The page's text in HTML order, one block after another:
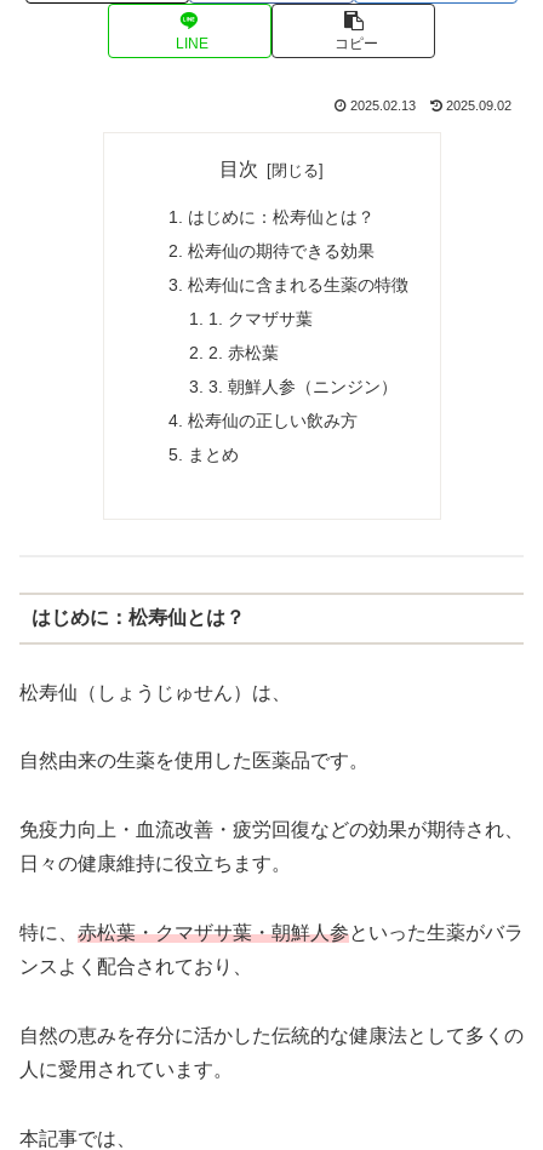
LINE コピー
2025.02.13 2025.09.02
目次
はじめに：松寿仙とは？
松寿仙の期待できる効果
松寿仙に含まれる生薬の特徴
1. クマザサ葉
2. 赤松葉
3. 朝鮮人参（ニンジン）
松寿仙の正しい飲み方
まとめ
はじめに：松寿仙とは？
松寿仙（しょうじゅせん）は、
自然由来の生薬を使用した医薬品です。
免疫力向上・血流改善・疲労回復などの効果が期待され、
日々の健康維持に役立ちます。
特に、 赤松葉・クマザサ葉・朝鮮人参といった生薬がバラ
ンスよく配合されており、
自然の恵みを存分に活かした伝統的な健康法として多くの
人に愛用されています。
本記事では、